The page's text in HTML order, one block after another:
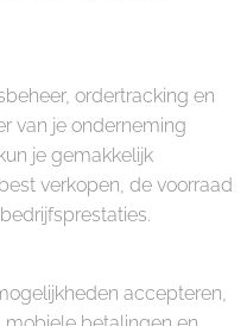
ordertracking en
van je onderneming
je gemakkelijk
verkopen, de voorraad
accepteren,